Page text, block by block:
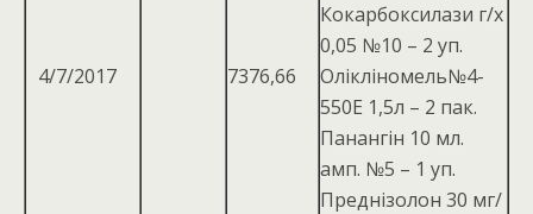
4/7/2017 7376,66
Кокарбоксилази г/х
0,05 №10 – 2 уп.
Олікліномель№4-
550Е 1,5л – 2 пак.
Панангін 10 мл.
амп. №5 – 1 уп.
Преднізолон 30 мг/